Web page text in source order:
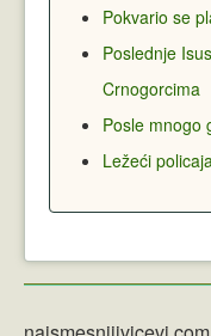
Pokvario se
Poslednje
Crnogorcima
Posle mnogo
Ležeći